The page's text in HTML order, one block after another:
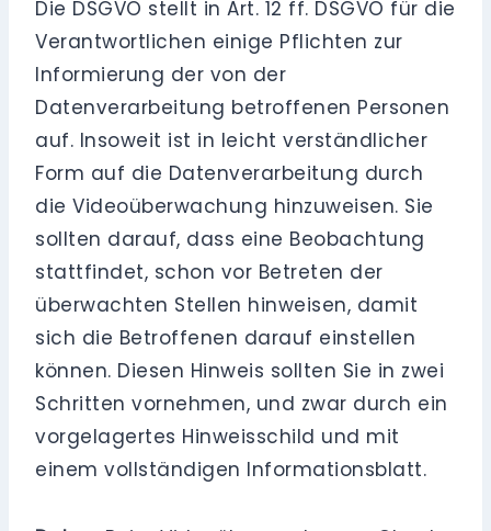
Die DSGVO stellt in Art. 12 ff. DSGVO für die
Verantwortlichen einige Pflichten zur
Informierung der von der
Datenverarbeitung betroffenen Personen
auf. Insoweit ist in leicht verständlicher
Form auf die Datenverarbeitung durch
die Videoüberwachung hinzuweisen. Sie
sollten darauf, dass eine Beobachtung
stattfindet, schon vor Betreten der
überwachten Stellen hinweisen, damit
sich die Betroffenen darauf einstellen
können. Diesen Hinweis sollten Sie in zwei
Schritten vornehmen, und zwar durch ein
vorgelagertes Hinweisschild und mit
einem vollständigen Informationsblatt.